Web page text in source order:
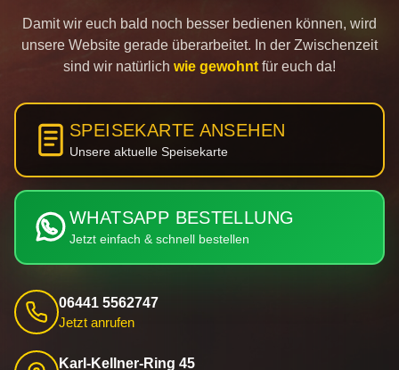
Damit wir euch bald noch besser bedienen können, wird
unsere Website gerade überarbeitet. In der Zwischenzeit
sind wir natürlich wie gewohnt für euch da!
SPEISEKARTE ANSEHEN
Unsere aktuelle Speisekarte
WHATSAPP BESTELLUNG
Jetzt einfach & schnell bestellen
06441 5562747
Jetzt anrufen
Karl-Kellner-Ring 45